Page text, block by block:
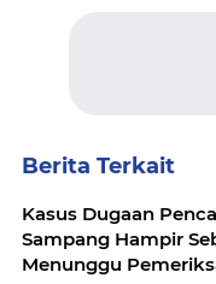
Berita Terkait
Kasus Dugaan
Sampang Hampir
Menunggu